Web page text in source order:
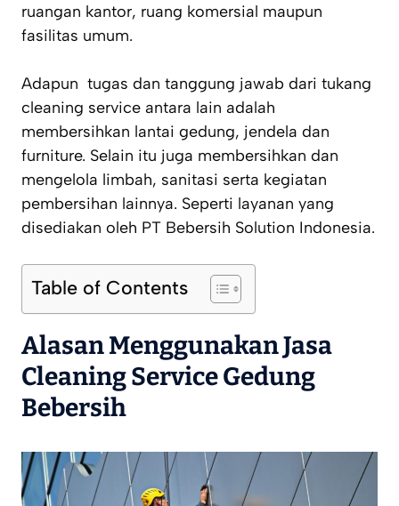
ruangan kantor, ruang komersial maupun
fasilitas umum.
Adapun tugas dan tanggung jawab dari tukang
cleaning service antara lain adalah
membersihkan lantai gedung, jendela dan
furniture. Selain itu juga membersihkan dan
mengelola limbah, sanitasi serta kegiatan
pembersihan lainnya. Seperti layanan yang
disediakan oleh PT Bebersih Solution Indonesia.
Table of Contents
Alasan Menggunakan Jasa
Cleaning Service Gedung
Bebersih